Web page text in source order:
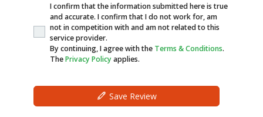
I confirm that the information submitted here is true
and accurate. I confirm that I do not work for, am
not in competition with and am not related to this
service provider.
By continuing, I agree with the Terms & Conditions.
ThePrivacy Policyapplies.
Save Review